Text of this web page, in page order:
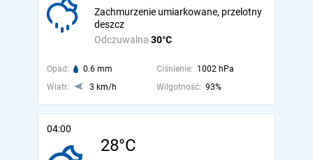
Odczuwalna 30°C
Zachmurzenie umiarkowane, przelotny
deszcz
Opad: 0.6 mm Ciśnienie: 1002 hPa
Wiatr:
3 km/h Wilgotność: 93%
04:00
28°C